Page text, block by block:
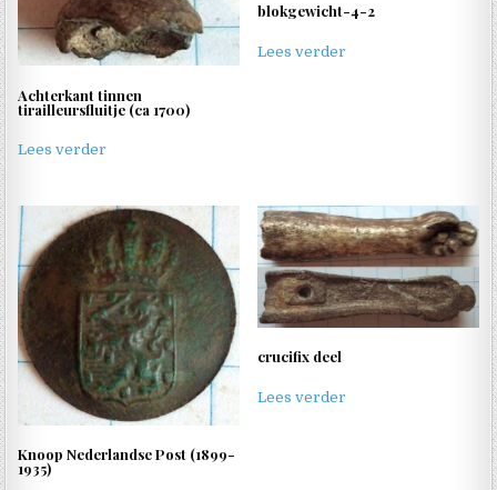
Achterkant tinnen
tirailleursfluitje (ca 1700)
Lees verder
blokgewicht-4-2
Lees verder
Knoop Nederlandse Post (1899-
1935)
crucifix deel
Lees verder